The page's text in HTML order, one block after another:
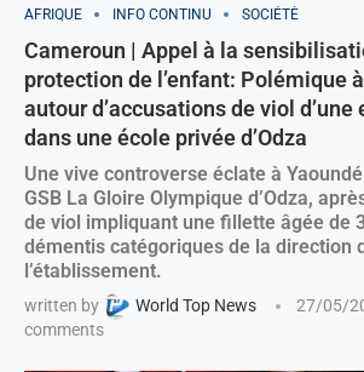
AFRIQUE INFO CONTINU SOCIÉTÉ
Cameroun | Appel à la
protection de l’enfant: Polémique
autour d’accusations de viol d’une
dans une école privée d’Odza
Une vive controverse éclate à
GSB La Gloire Olympique d’Odza,
de viol impliquant une fillette âgée de
démentis catégoriques de la direction
l’établissement.
written by World Top News 27/05/
comments